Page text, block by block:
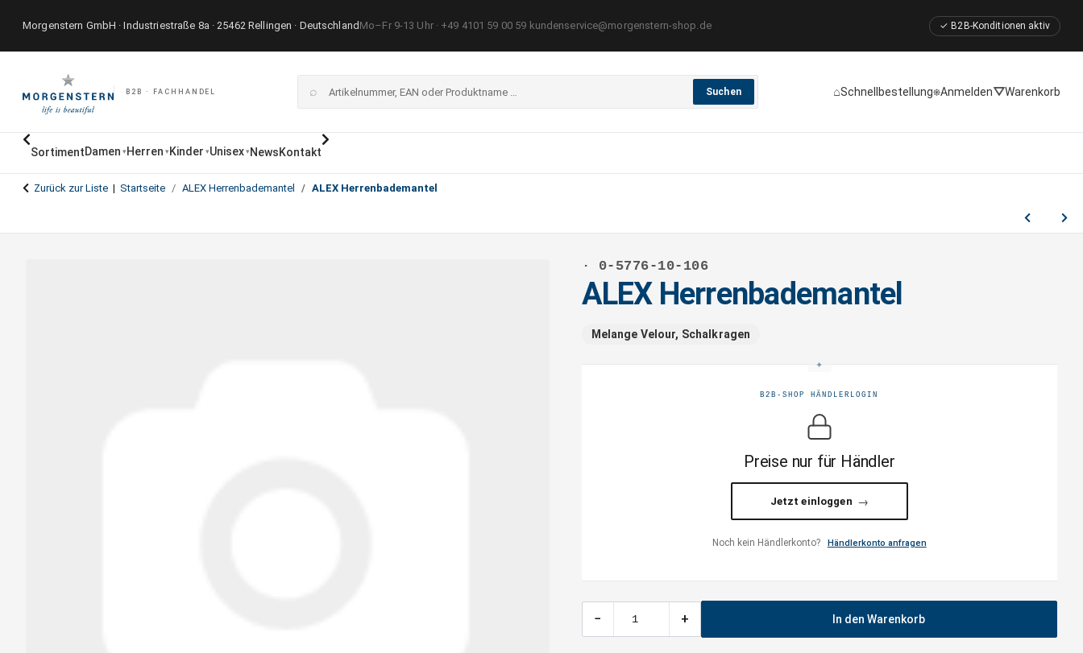
Morgenstern GmbH · Industriestraße 8a · 25462 Rellingen · Deutschland Mo–Fr 9-13 Uhr · +49 4101 59 00 59 kundenservice@morgenstern-shop.de ✓ B2B-Konditionen aktiv
B2B · FACHHANDEL ⌕ Suchen ⌂Schnellbestellung⎈Anmelden⛛Warenkorb
SortimentDamen ▾ Herren ▾ Kinder ▾Unisex ▾ NewsKontakt
Zurück zur Liste Startseite ALEX Herrenbademantel ALEX Herrenbademantel
· 0-5776-10-106
ALEX Herrenbademantel
Melange Velour, Schalkragen
B2B-SHOP HÄNDLERLOGIN
Preise nur für Händler
Jetzt einloggen
Noch kein Händlerkonto? Händlerkonto anfragen
− + In den Warenkorb